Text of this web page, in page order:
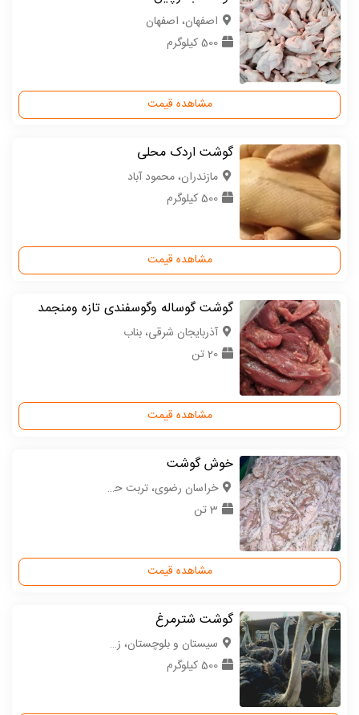
اصفهان، اصفهان
500 کیلوگرم
مشاهده قیمت
گوشت اردک محلی
مازندران، محمود آباد
500 کیلوگرم
مشاهده قیمت
گوشت گوساله وگوسفندی تازه ومنجمد
آذربایجان شرقی، بناب
20 تن
مشاهده قیمت
خوش گوشت
خراسان رضوی، تربت حیدریه
3 تن
مشاهده قیمت
گوشت شترمرغ
سیستان و بلوچستان، زهک
500 کیلوگرم